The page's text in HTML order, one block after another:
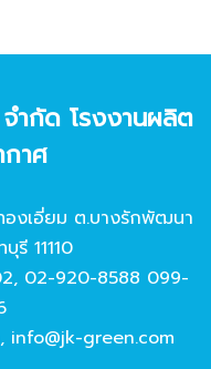
ากัด โรงงานผลิต
าศ
งเอี่ยม ต.บางรักพัฒนา
รี 11110
, 02-920-8588 099-
, info@jk-green.com